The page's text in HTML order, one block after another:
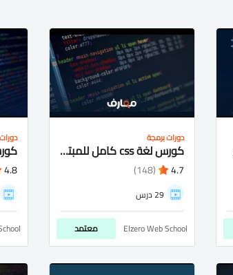
دورات برمجة
كورس لغة css كامل للمبتدئيين شرح عربى
4.7
(148)
29 درس
Elzero Web School معتمد
4.8